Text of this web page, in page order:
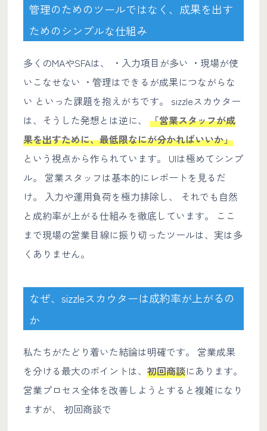
管理のためのツールではなく、成果を出す
ためのシンプルな仕組み
多くのMAやSFAは、 ・入力項目が多い ・現場が使
いこなせない ・管理はできるが成果につながらな
い といった課題を抱えがちです。 sizzleスカウター
は、そうした発想とは逆に、 「営業スタッフが成
果を出すために、最低限なにが分かればいいか」
という視点から作られています。 UIは極めてシンプ
ル。 営業スタッフは基本的にレポートを見るだ
け。 入力や運用負荷を極力排除し、 それでも自然
と成約率が上がる仕組みを徹底しています。 ここ
まで現場の営業目線に振り切ったツールは、実は多
くありません。
なぜ、sizzleスカウターは成約率が上がるの
か
私たちがたどり着いた結論は明確です。 営業成果
を分ける最大のポイントは、 初回商談にあります。
営業プロセス全体を改善しようとすると複雑になり
ますが、 初回商談で